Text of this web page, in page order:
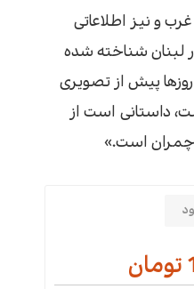
و نیز اطلاعاتی
شناخته شده
پیش از تصویری
داستانی است از
است.»